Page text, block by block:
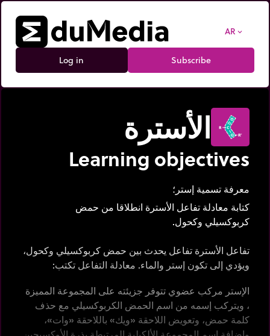
AR expand_more
Log in Subscribe
الأسترة
Learning objectives
معرفة تسمية إستر؛
كتابة معادلة تفاعل الأسترة انطلاقا من حمض
كربوكسيلي وكحول.
تفاعل الأسترة تفاعل يحدث بين حمض كربوكسيلي وكحول،
ويؤدي إلى تكون إستر والماء. معادلة التفاعل تكتب:
الإستر مركب عضوي تتوفر جزيئته على المجموعة المميزة
، ويتركب إسمه من اسم الحمض الكربوكسيلي مع حذف
كلمة حمض، وتعويض اللاحقة «ويك» باللاحقة «وات»،